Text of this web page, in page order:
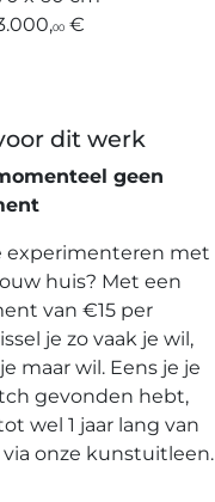
00 €
dit werk
geen
experimenteren met
huis? Met een
van €15 per
je zo vaak je wil,
maar wil. Eens je je
gevonden hebt,
wel 1 jaar lang van
onze kunstuitleen.